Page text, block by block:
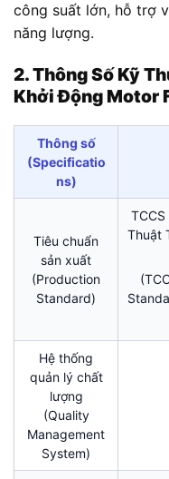
công suất lớn, hỗ trợ
năng lượng.
2. Thông Số Kỹ
Khởi Động Motor
Thông số
(Specificatio
ns)
Tiêu chuẩn
sản xuất
(Production
Standard)
Thuật
Hệ thống
quản lý chất
lượng
(Quality
Management
System)